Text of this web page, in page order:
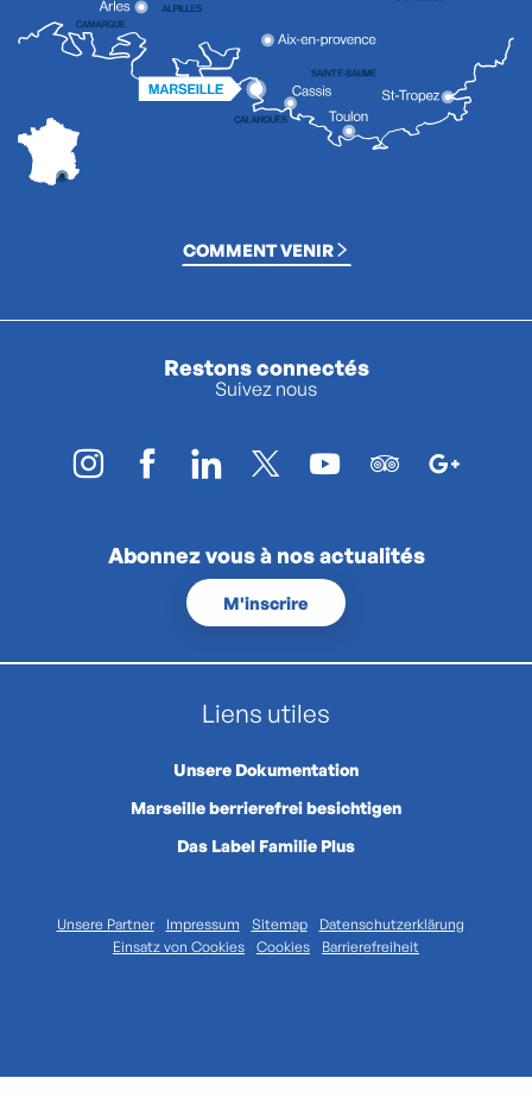
COMMENT VENIR
Restons connectés
Suivez nous
Abonnez vous à nos actualités
M'inscrire
Liens utiles
Unsere Dokumentation
Marseille berrierefrei besichtigen
Das Label Familie Plus
Unsere Partner Impressum Sitemap
Datenschutzerklärung
Einsatz von Cookies
Cookies Barrierefreiheit